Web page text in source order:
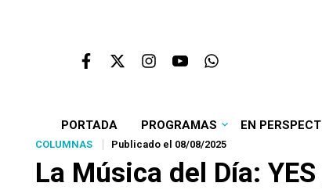
PORTADA PROGRAMAS EN
COLUMNAS Publicado el 08/08/2025
La Música del Día: